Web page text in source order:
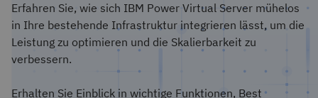
Erfahren Sie, wie sich IBM Power Virtual Server mühelos
in Ihre bestehende Infrastruktur integrieren lässt, um die
Leistung zu optimieren und die Skalierbarkeit zu
verbessern.
Erhalten Sie Einblick in wichtige Funktionen, Best